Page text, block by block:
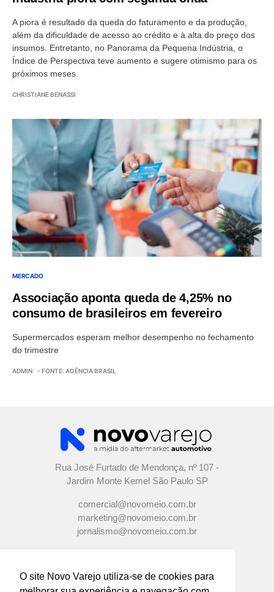
O site Novo Varejo utiliza-se de cookies para
A piora é resultado da queda do faturamento e da produção,
além da dificuldade de acesso ao crédito e à alta do preço dos
insumos. Entretanto, no Panorama da Pequena Indústria, o
Índice de Perspectiva teve aumento e sugere otimismo para os
próximos meses.
CHRISTIANE BENASSI
MERCADO
Associação aponta queda de 4,25% no
consumo de brasileiros em fevereiro
Supermercados esperam melhor desempenho no fechamento
do trimestre
ADMIN - FONTE: AGÊNCIA BRASIL
Rua José Furtado de Mendonça, nº 107 -
Jardim Monte Kemel São Paulo SP
comercial@novomeio.com.br
marketing@novomeio.com.br
jornalismo@novomeio.com.br